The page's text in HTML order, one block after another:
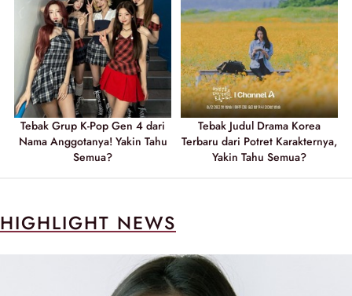
Tebak Grup K-Pop Gen 4 dari
Nama Anggotanya! Yakin Tahu
Semua?
Tebak Judul Drama Korea
Terbaru dari Potret Karakternya,
Yakin Tahu Semua?
HIGHLIGHT NEWS